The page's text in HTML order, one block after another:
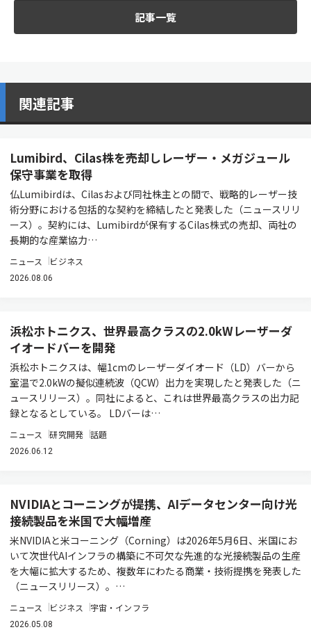
記事一覧
関連記事
Lumibird、Cilas株を売却しレーザー・メガジュール
保守事業を取得
仏Lumibirdは、Cilasおよび同社株主との間で、戦略的レーザー技
術分野における包括的な契約を締結したと発表した（ニュースリリ
ース）。契約には、Lumibirdが保有するCilas株式の売却、両社の
長期的な産業協力…
ニュース ビジネス
2026.08.06
浜松ホトニクス、世界最高クラスの2.0kWレーザーダ
イオードバーを開発
浜松ホトニクスは、幅1cmのレーザーダイオード（LD）バーから
室温で2.0kWの擬似連続波（QCW）出力を実現したと発表した（ニ
ュースリリース）。同社によると、これは世界最高クラスの出力記
録となるとしている。 LDバーは…
ニュース 研究開発 話題
2026.06.12
NVIDIAとコーニングが提携、AIデータセンター向け光
接続製品を米国で大幅増産
米NVIDIAと米コーニング（Corning）は2026年5月6日、米国にお
いて次世代AIインフラの構築に不可欠な先進的な光接続製品の生産
を大幅に拡大するため、複数年にわたる商業・技術提携を発表した
（ニュースリリース）。…
ニュース ビジネス 宇宙・インフラ
2026.05.08